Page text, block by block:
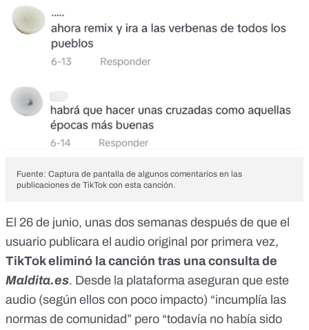
Fuente: Captura de pantalla de algunos comentarios en las
publicaciones de TikTok con esta canción.
El 26 de junio, unas dos semanas después de que el
usuario publicara el audio original por primera vez,
TikTok eliminó la canción tras una consulta de
Maldita.es. Desde la plataforma aseguran que este
audio (según ellos con poco impacto) “incumplía las
normas de comunidad” pero “todavía no había sido